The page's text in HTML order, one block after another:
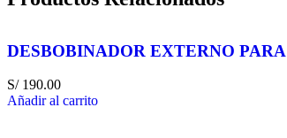
DESBOBINADOR EXTERNO
S/190.00
Añadir al carrito